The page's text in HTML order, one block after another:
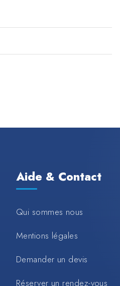
Aide & Contact
Qui sommes nous
Mentions légales
Demander un devis
Réserver un rendez-vous